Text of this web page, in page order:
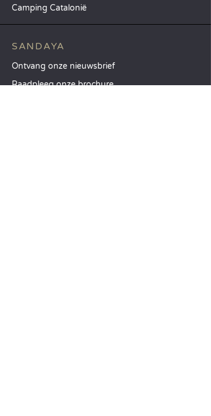
Camping Catalonië
SANDAYA
Ontvang onze nieuwsbrief
Raadpleeg onze brochure